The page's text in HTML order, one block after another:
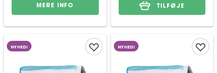
MERE INFO TILFØJE
NYHED! NYHED!